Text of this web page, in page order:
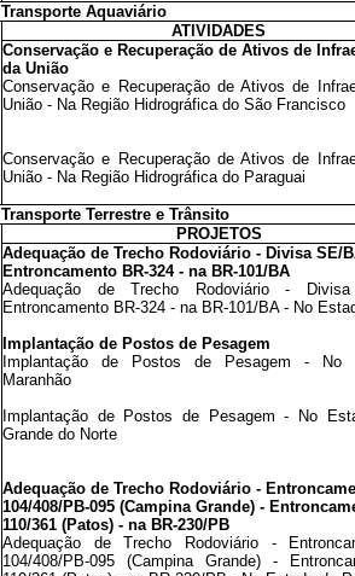
Transporte Aquaviário
ATIVIDADES
Conservação e Recuperação de Ativos de
da União
Conservação e Recuperação de Ativos de
União - Na Região Hidrográfica do São Francisco
Conservação e Recuperação de Ativos de
União - Na Região Hidrográfica do Paraguai
Transporte Terrestre e Trânsito
PROJETOS
Adequação de Trecho Rodoviário - Divisa SE/
Entroncamento BR-324 - na BR-101/BA
Adequação de Trecho Rodoviário -
Entroncamento BR-324 - na BR-101/BA - No
Implantação de Postos de Pesagem
Implantação de Postos de Pesagem - No
Maranhão
Implantação de Postos de Pesagem - No
Grande do Norte
Adequação de Trecho Rodoviário -
104/408/PB-095 (Campina Grande) -
110/361 (Patos) - na BR-230/PB
Adequação de Trecho Rodoviário -
104/408/PB-095 (Campina Grande) -